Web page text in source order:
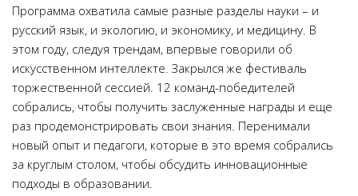
Программа охватила самые разные разделы науки – и
русский язык, и экологию, и экономику, и медицину. В
этом году, следуя трендам, впервые говорили об
искусственном интеллекте. Закрылся же фестиваль
торжественной сессией. 12 команд-победителей
собрались, чтобы получить заслуженные награды и еще
раз продемонстрировать свои знания. Перенимали
новый опыт и педагоги, которые в это время собрались
за круглым столом, чтобы обсудить инновационные
подходы в образовании.